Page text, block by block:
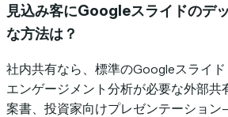
見込み客にGoogleスライドのデ
な方法は？
社内共有なら、標準のGoogleスライド
エンゲージメント分析が必要な外部
案書、投資家向けプレゼンテーショ